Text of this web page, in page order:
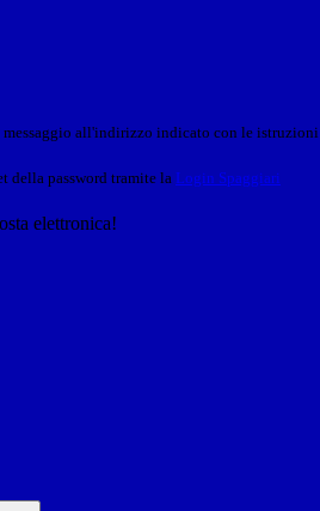
all'indirizzo indicato con le istruzioni
della password tramite la Login Spaggiari
elettronica!